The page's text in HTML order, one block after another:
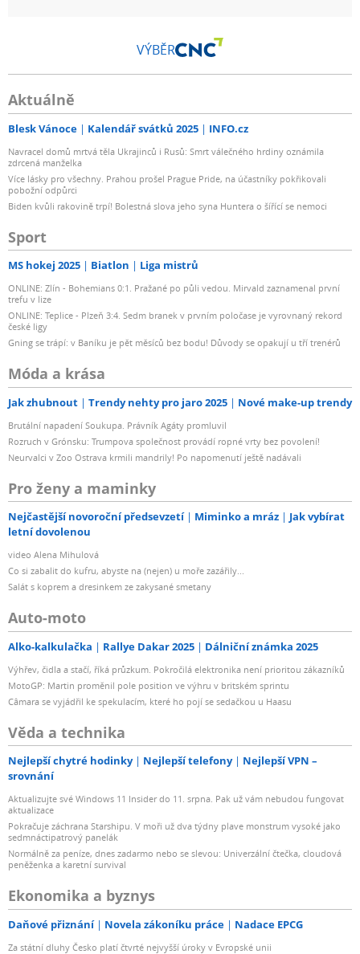
VÝBĚR
Aktuálně
Blesk Vánoce Kalendář svátků 2025 INFO.cz
Navracel domů mrtvá těla Ukrajinců i Rusů: Smrt válečného hrdiny oznámila
zdrcená manželka
Více lásky pro všechny. Prahou prošel Prague Pride, na účastníky pokřikovali
pobožní odpůrci
Biden kvůli rakovině trpí! Bolestná slova jeho syna Huntera o šířící se nemoci
Sport
MS hokej 2025 Biatlon Liga mistrů
ONLINE: Zlín - Bohemians 0:1. Pražané po půli vedou. Mirvald zaznamenal první
trefu v lize
ONLINE: Teplice - Plzeň 3:4. Sedm branek v prvním poločase je vyrovnaný rekord
české ligy
Gning se trápí: v Baníku je pět měsíců bez bodu! Důvody se opakují u tří trenérů
Móda a krása
Jak zhubnout Trendy nehty pro jaro 2025 Nové make-up trendy
Brutální napadení Soukupa. Právník Agáty promluvil
Rozruch v Grónsku: Trumpova společnost provádí ropné vrty bez povolení!
Neurvalci v Zoo Ostrava krmili mandrily! Po napomenutí ještě nadávali
Pro ženy a maminky
Nejčastější novoroční předsevzetí Miminko a mráz
Jak vybírat
letní dovolenou
video Alena Mihulová
Co si zabalit do kufru, abyste na (nejen) u moře zazářily...
Salát s koprem a dresinkem ze zakysané smetany
Auto-moto
Alko-kalkulačka Rallye Dakar 2025 Dálniční známka 2025
Výhřev, čidla a stačí, říká průzkum. Pokročilá elektronika není prioritou zákazníků
MotoGP: Martin proměnil pole position ve výhru v britském sprintu
Câmara se vyjádřil ke spekulacím, které ho pojí se sedačkou u Haasu
Věda a technika
Nejlepší chytré hodinky Nejlepší telefony
Nejlepší VPN –
srovnání
Aktualizujte své Windows 11 Insider do 11. srpna. Pak už vám nebudou fungovat
aktualizace
Pokračuje záchrana Starshipu. V moři už dva týdny plave monstrum vysoké jako
sedmnáctipatrový panelák
Normálně za peníze, dnes zadarmo nebo se slevou: Univerzální čtečka, cloudová
peněženka a karetní survival
Ekonomika a byznys
Daňové přiznání Novela zákoníku práce Nadace EPCG
Za státní dluhy Česko platí čtvrté nejvyšší úroky v Evropské unii